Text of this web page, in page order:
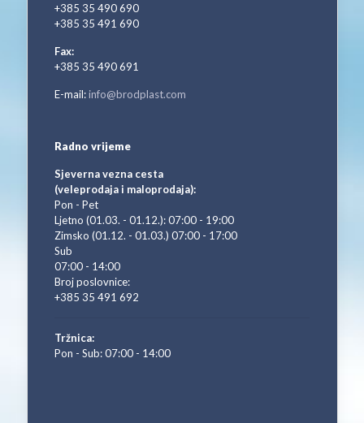
+385 35 490 690
+385 35 491 690
Fax:
+385 35 490 691
E-mail:info@brodplast.com
Radno vrijeme
Sjeverna vezna cesta
(veleprodaja i maloprodaja):
Pon - Pet
Ljetno (01.03. - 01.12.): 07:00 - 19:00
Zimsko (01.12. - 01.03.) 07:00 - 17:00
Sub
07:00 - 14:00
Broj poslovnice:
+385 35 491 692
Tržnica:
Pon - Sub: 07:00 - 14:00